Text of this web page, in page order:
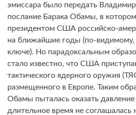
эмиссара было передать
послание Барака Обамы, в
президентом США российско-
на ближайшие годы (по-видимому,
ключе). Но парадоксальным
стало известно, что США
тактического ядерного оружия
размещенного в Европе. Таким
Обамы пыталась оказать
длительное время не соглашалась